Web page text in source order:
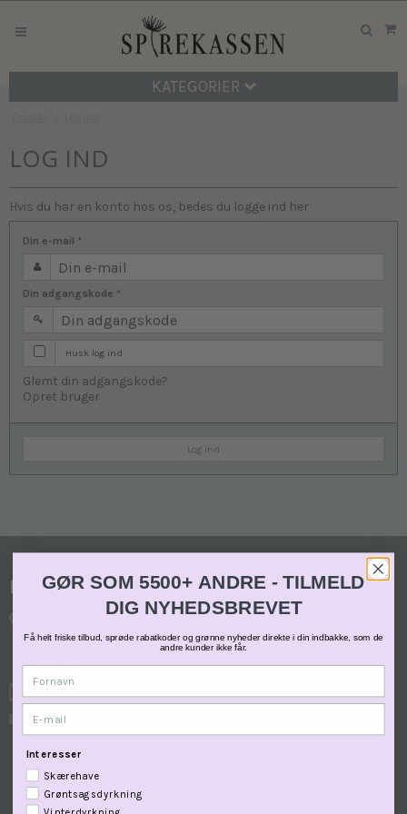
KATEGORIER
LOG IND
Hvis du har en konto hos os, bedes du logge ind her
Din e-mail *
Din adgangskode *
Husk log ind
Glemt din adgangskode?
Opret bruger
Log ind
KONTAKT
Spirekassen ApS
Orupgade 29
Denmark
: 31715467
E-mail:
Mobilepay : 250464
CVR-nummer: 43402994
Bankoplysninger: Møns Bank 6140 2095360
GØR SOM 5500+ ANDRE - TILMELD
DIG NYHEDSBREVET
Få helt friske tilbud, sprøde rabatkoder og grønne nyheder direkte i din indbakke, som de
andre kunder ikke får.
Interesser
Skærehave
Grøntsagsdyrkning
Vinterdyrkning